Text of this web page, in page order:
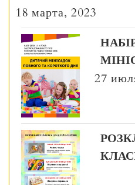
18 марта, 2023
27